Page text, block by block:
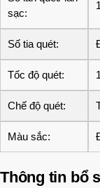
sạc:
Số tia quét:
Tốc độ quét:
Chế độ quét:
Màu sắc:
Thông tin bổ